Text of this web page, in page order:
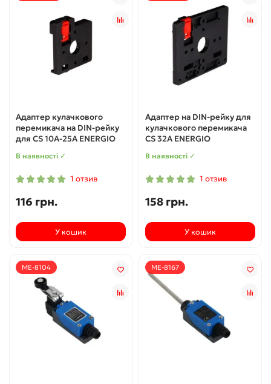
Адаптер кулачкового
перемикача на DIN-рейку
для CS 10А-25А ENERGIO
В наявності ✓
1 отзив
116 грн.
У кошик
Адаптер на DIN-рейку для
кулачкового перемикача
CS 32А ENERGIO
В наявності ✓
1 отзив
158 грн.
У кошик
ME-8104 ME-8167